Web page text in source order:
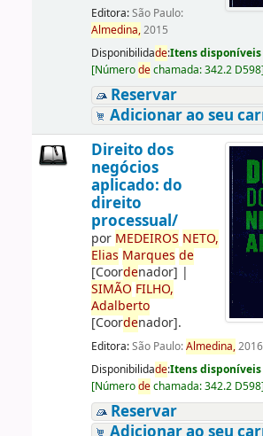
Editora:São Paulo:
Almedina,2015
Disponibilidade:Itens
[Númerodechamada:342.2 D598]
Reservar
Adicionar ao seu
Direito dos
negócios
aplicado: do
direito
processual/
por MEDEIROS NETO,
Elias Marques de
[Coordenador] |
SIMÃO FILHO,
Adalberto
[Coordenador].
Editora:São Paulo:Almedina,2016
Disponibilidade:Itens
[Númerodechamada:342.2 D598]
Reservar